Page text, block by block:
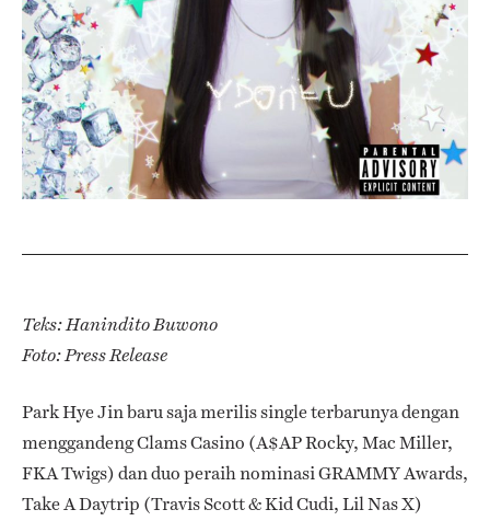
Teks: Hanindito Buwono
Foto: Press Release
Park Hye Jin baru saja merilis single terbarunya dengan
menggandeng Clams Casino (A$AP Rocky, Mac Miller,
FKA Twigs) dan duo peraih nominasi GRAMMY Awards,
Take A Daytrip (Travis Scott & Kid Cudi, Lil Nas X)